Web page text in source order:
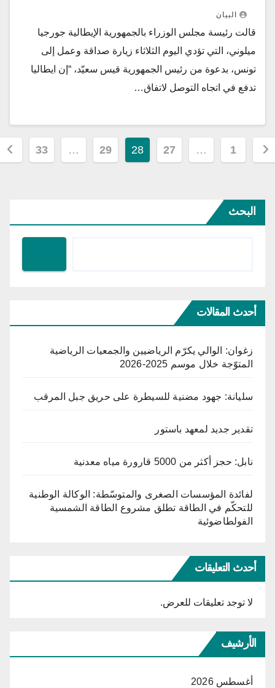
البيان
قالت رئيسة مجلس الوزراء بالجمهورية الإيطالية جورجيا
ميلوني، التي تؤدي اليوم الثلاثاء زيارة صداقة وعمل إلى
تونس، بدعوة من رئيس الجمهورية قيس سعيّد، “إن ايطاليا
تدفع في اتجاه التوصل لاتفاق…
…
27
28
29
…
33
البحث
أحدث المقالات
زغوان: الوالي يكرّم الرياضيين والجمعيات الرياضية
المتوّجة خلال موسم 2025-2026
سليانة: جهود مضنية للسيطرة على حريق جبل المرقب
تقدير جديد لمعهد باستور
نابل: حجز أكثر من 5000 قارورة مياه معدنية
لفائدة المؤسسات الصغرى والمتوسّطة: الوكالة الوطنية
للتحكّم في الطاقة تطلق مشروع الطاقة الشمسية
الفولطاضوئية
أحدث التعليقات
لا توجد تعليقات للعرض.
الأرشيف
أغسطس 2026